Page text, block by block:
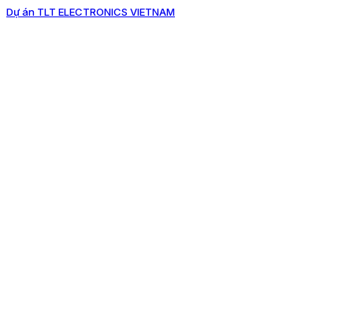
Dự án TLT ELECTRONICS VIETNAM